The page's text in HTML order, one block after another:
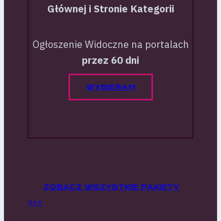
Głównej i Stronie Kategorii
Ogłoszenie Widoczne na portalach
przez 60 dni
WYBIERAM
ZOBACZ WSZYSTKIE PAKIETY
>>>